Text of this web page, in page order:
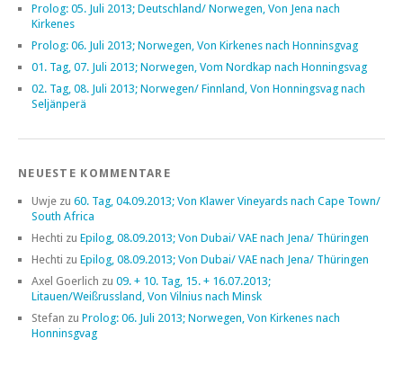
Prolog: 05. Juli 2013; Deutschland/ Norwegen, Von Jena nach
Kirkenes
Prolog: 06. Juli 2013; Norwegen, Von Kirkenes nach Honninsgvag
01. Tag, 07. Juli 2013; Norwegen, Vom Nordkap nach Honningsvag
02. Tag, 08. Juli 2013; Norwegen/ Finnland, Von Honningsvag nach
Seljänperä
NEUESTE KOMMENTARE
Uwje zu 60. Tag, 04.09.2013; Von Klawer Vineyards nach Cape Town/
South Africa
Hechti zu Epilog, 08.09.2013; Von Dubai/ VAE nach Jena/ Thüringen
Hechti zu Epilog, 08.09.2013; Von Dubai/ VAE nach Jena/ Thüringen
Axel Goerlich zu 09. + 10. Tag, 15. + 16.07.2013;
Litauen/Weißrussland, Von Vilnius nach Minsk
Stefan zu Prolog: 06. Juli 2013; Norwegen, Von Kirkenes nach
Honninsgvag